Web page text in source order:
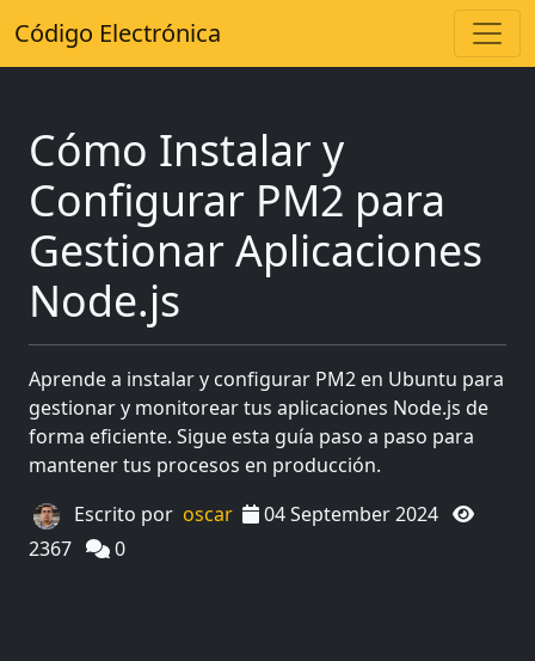
Código Electrónica
Cómo Instalar y
Configurar PM2 para
Gestionar Aplicaciones
Node.js
Aprende a instalar y configurar PM2 en Ubuntu para
gestionar y monitorear tus aplicaciones Node.js de
forma eficiente. Sigue esta guía paso a paso para
mantener tus procesos en producción.
Escrito por oscar
04 September 2024
2367
0